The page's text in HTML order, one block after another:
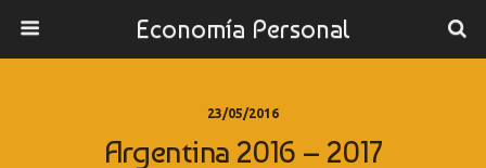
Economía Personal
23/05/2016
Argentina 2016 – 2017